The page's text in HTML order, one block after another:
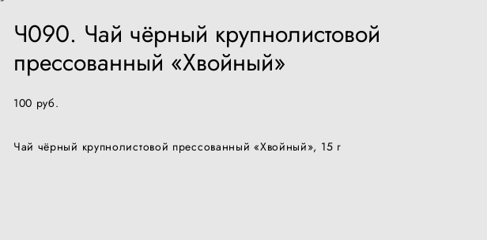
Ч090. Чай чёрный крупнолистовой
прессованный «Хвойный»
100 pуб.
Чай чёрный крупнолистовой прессованный «Хвойный», 15 г